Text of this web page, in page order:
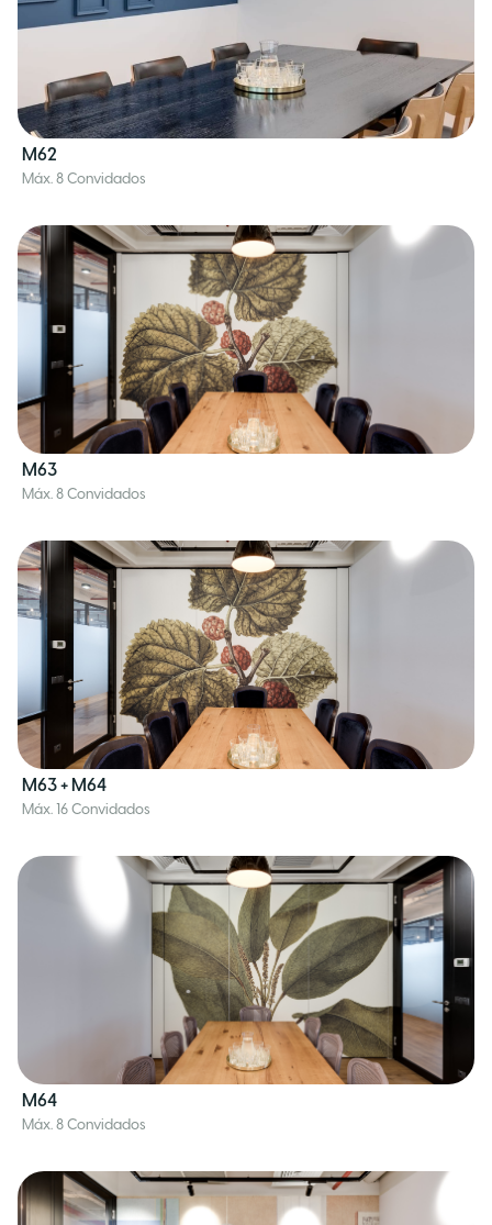
M62
Máx. 8 Convidados
M63
Máx. 8 Convidados
M63 + M64
Máx. 16 Convidados
M64
Máx. 8 Convidados